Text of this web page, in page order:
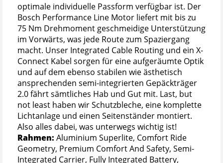
optimale individuelle Passform verfügbar ist. Der
Bosch Performance Line Motor liefert mit bis zu
75 Nm Drehmoment geschmeidige Unterstützung
im Vorwärts, was jede Route zum Spaziergang
macht. Unser Integrated Cable Routing und ein X-
Connect Kabel sorgen für eine aufgeräumte Optik
und auf dem ebenso stabilen wie ästhetisch
ansprechenden semi-integrierten Gepäckträger
2.0 fährt sämtliches Hab und Gut mit. Last, but
not least haben wir Schutzbleche, eine komplette
Lichtanlage und einen Seitenständer montiert.
Also alles dabei, was unterwegs wichtig ist!
Rahmen: Aluminium Superlite, Comfort Ride
Geometry, Premium Comfort And Safety, Semi-
Integrated Carrier, Fully Integrated Battery,